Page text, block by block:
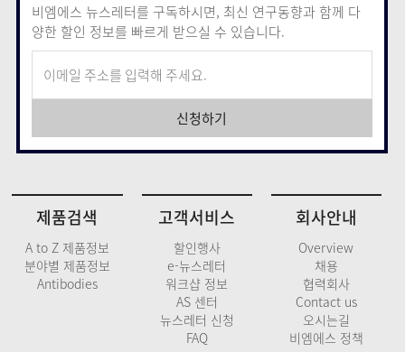
제품검색
A to Z 제품정보
분야별 제품정보
Antibodies
고객서비스
할인행사
e-뉴스레터
워크샵 정보
AS 센터
뉴스레터 신청
FAQ
회사안내
Overview
채용
협력회사
Contact us
오시는길
비엠에스 정책
비엠에스 뉴스레터를 구독하시면, 최신 연구동향과 함께 다
양한 할인 정보를 빠르게 받으실 수 있습니다.
신청하기